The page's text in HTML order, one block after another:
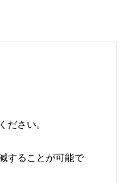
ださい。
することが可能で